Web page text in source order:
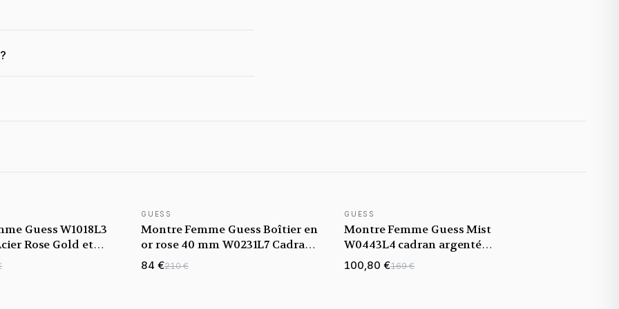
Guess W1018L3
Rose Gold et
GUESS
Montre Femme Guess Boîtier en
or rose 40 mm W0231L7 Cadran
noir Bracelet en or rose en acier
84 €210 €
NOUVEAUTÉ
GUESS
Montre Femme Guess Mist
W0443L4 cadran argenté
bracelet acier
100,80 €169 €